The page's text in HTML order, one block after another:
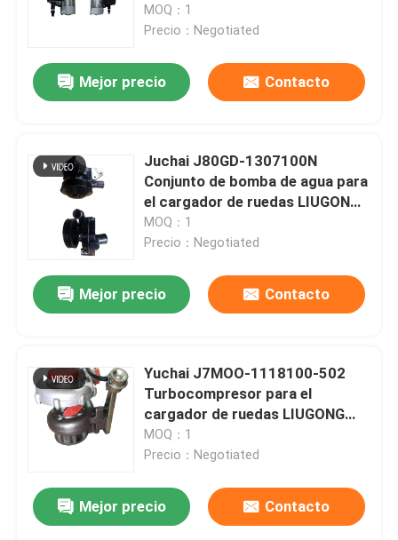
Productos
Sobre nosotros
CLG856H、CLG862H Motor
diésel Yuchai YC6B125-T20 /
YC6J145Z-T20
MOQ：1
Precio：Negotiated
Mejor precio Contacto
Juchai J80GD-1307100N
Conjunto de bomba de agua para
el cargador de ruedas LIUGONG
CLG835H / CLG835、CLG842H /
CLG842、CLG850H / CLG850
MOQ：1
Precio：Negotiated
Mejor precio Contacto
Yuchai J7MOO-1118100-502
Turbocompresor para el
cargador de ruedas LIUGONG
CLG855N、CLG856H、CLG862H
Motor diésel Yuchai YC6J125Z-
YC6A220 / YC6A240 / YC6A260
MOQ：1
Precio：Negotiated
Mejor precio Contacto